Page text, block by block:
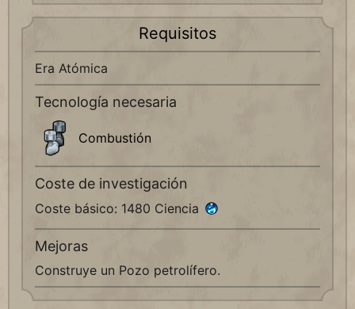
Requisitos
Era Atómica
Tecnología necesaria
Combustión
Coste de investigación
Coste básico: 1480 Ciencia
Mejoras
Construye un Pozo petrolífero.